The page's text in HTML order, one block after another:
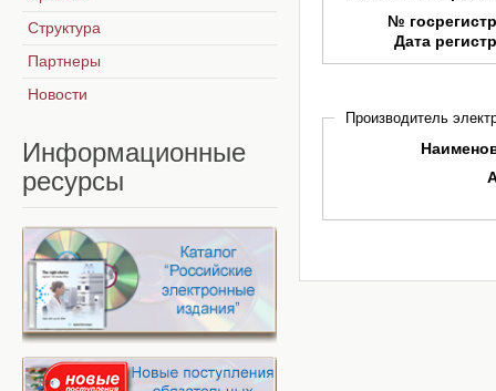
№
Дата
Производитель
Структура
Партнеры
Новости
Информационные
ресурсы